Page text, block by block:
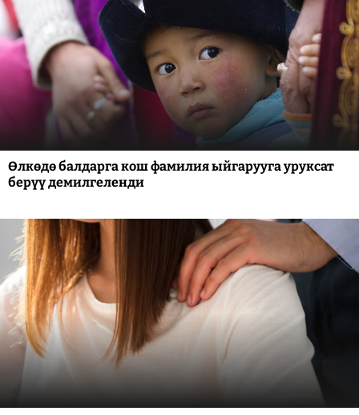
Өлкөдө балдарга кош фамилия ыйгарууга уруксат
берүү демилгеленди